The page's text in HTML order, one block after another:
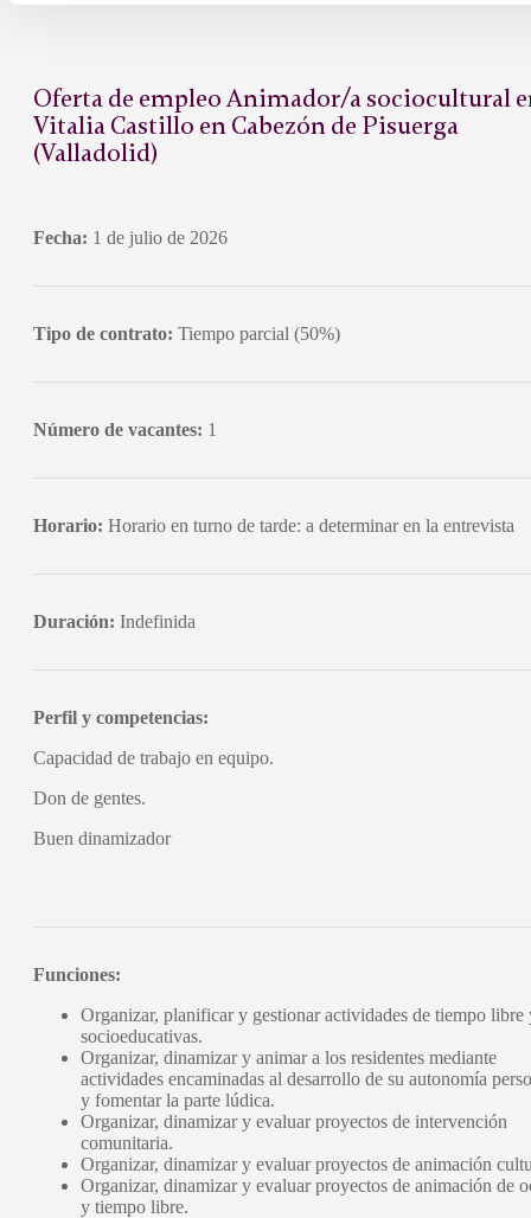
Oferta de empleo Animador/a sociocultural
Vitalia Castillo en Cabezón de Pisuerga
(Valladolid)
Fecha: 1 de julio de 2026
Tipo de contrato: Tiempo parcial (50%)
Número de vacantes: 1
Horario: Horario en turno de tarde: a determinar en la entrevista
Duración: Indefinida
Perfil y competencias:
Capacidad de trabajo en equipo.
Don de gentes.
Buen dinamizador
Funciones:
Organizar, planificar y gestionar actividades de tiempo libre
socioeducativas.
Organizar, dinamizar y animar a los residentes mediante
actividades encaminadas al desarrollo de su autonomía
y fomentar la parte lúdica.
Organizar, dinamizar y evaluar proyectos de intervención
comunitaria.
Organizar, dinamizar y evaluar proyectos de animación
Organizar, dinamizar y evaluar proyectos de animación de
y tiempo libre.